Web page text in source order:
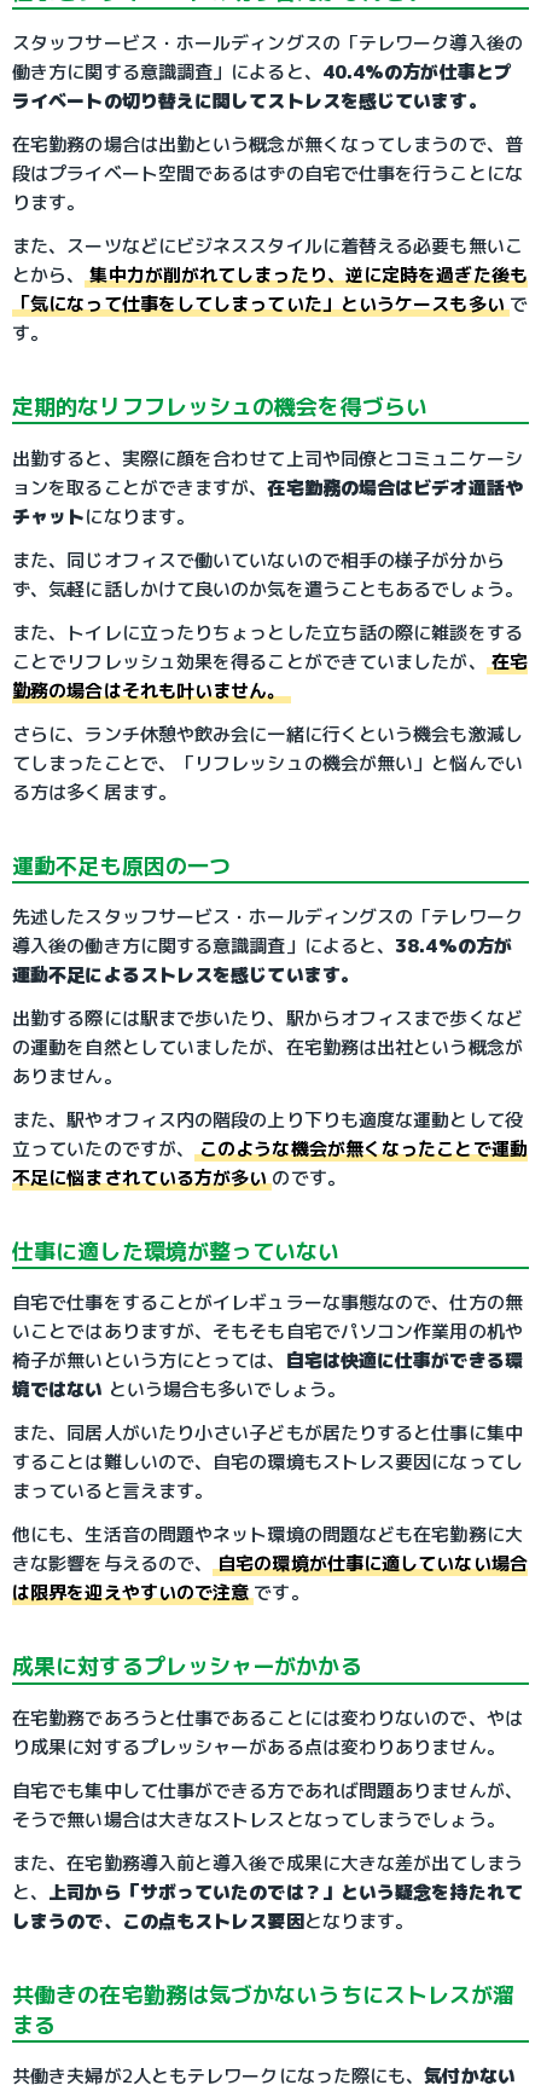
スタッフサービス・ホールディングスの「テレワーク導入後の
働き方に関する意識調査」によると、 40.4%の方が仕事とプ
ライベートの切り替えに関してストレスを感じています。
在宅勤務の場合は出勤という概念が無くなってしまうので、普
段はプライベート空間であるはずの自宅で仕事を行うことにな
ります。
また、スーツなどにビジネススタイルに着替える必要も無いこ
とから、集中力が削がれてしまったり、逆に定時を過ぎた後も
「気になって仕事をしてしまっていた」というケースも多いで
す。
定期的なリフフレッシュの機会を得づらい
出勤すると、実際に顔を合わせて上司や同僚とコミュニケーシ
ョンを取ることができますが、在宅勤務の場合はビデオ通話や
チャットになります。
また、同じオフィスで働いていないので相手の様子が分から
ず、気軽に話しかけて良いのか気を遣うこともあるでしょう。
また、トイレに立ったりちょっとした立ち話の際に雑談をする
ことでリフレッシュ効果を得ることができていましたが、
在宅
勤務の場合はそれも叶いません。
さらに、ランチ休憩や飲み会に一緒に行くという機会も激減し
てしまったことで、「リフレッシュの機会が無い」と悩んでい
る方は多く居ます。
運動不足も原因の一つ
先述したスタッフサービス・ホールディングスの「テレワーク
導入後の働き方に関する意識調査」によると、 38.4%の方が
運動不足によるストレスを感じています。
出勤する際には駅まで歩いたり、駅からオフィスまで歩くなど
の運動を自然としていましたが、在宅勤務は出社という概念が
ありません。
また、駅やオフィス内の階段の上り下りも適度な運動として役
立っていたのですが、
このような機会が無くなったことで運動
不足に悩まされている方が多い のです。
仕事に適した環境が整っていない
自宅で仕事をすることがイレギュラーな事態なので、仕方の無
いことではありますが、そもそも自宅でパソコン作業用の机や
椅子が無いという方にとっては、 自宅は快適に仕事ができる環
境ではない という場合も多いでしょう。
また、同居人がいたり小さい子どもが居たりすると仕事に集中
することは難しいので、自宅の環境もストレス要因になってし
まっていると言えます。
他にも、生活音の問題やネット環境の問題なども在宅勤務に大
きな影響を与えるので、自宅の環境が仕事に適していない場合
は限界を迎えやすいので注意 です。
成果に対するプレッシャーがかかる
在宅勤務であろうと仕事であることには変わりないので、やは
り成果に対するプレッシャーがある点は変わりありません。
自宅でも集中して仕事ができる方であれば問題ありませんが、
そうで無い場合は大きなストレスとなってしまうでしょう。
また、在宅勤務導入前と導入後で成果に大きな差が出てしまう
と、 上司から「サボっていたのでは？」という疑念を持たれて
しまうので、この点もストレス要因となります。
共働きの在宅勤務は気づかないうちにストレスが溜
まる
共働き夫婦が2人ともテレワークになった際にも、気付かない